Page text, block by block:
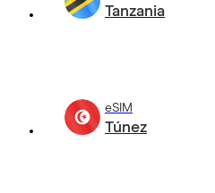
Tanzania
eSIM
Túnez